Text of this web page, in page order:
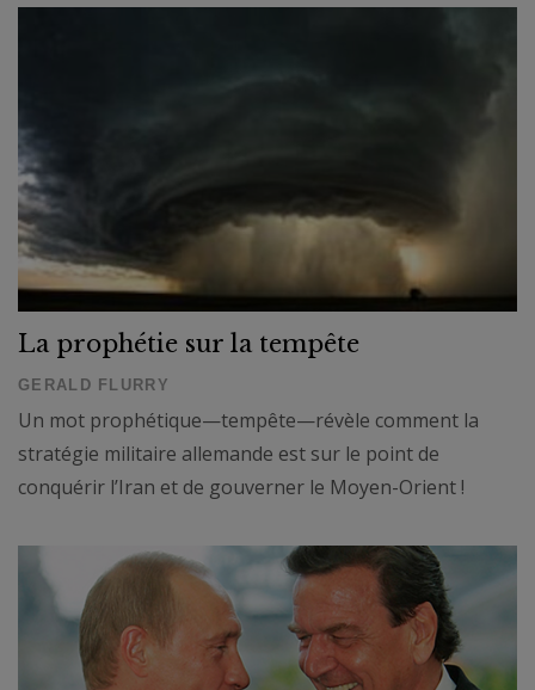
La prophétie sur la tempête
GERALD FLURRY
Un mot prophétique—tempête—révèle comment la
stratégie militaire allemande est sur le point de
conquérir l’Iran et de gouverner le Moyen-Orient !